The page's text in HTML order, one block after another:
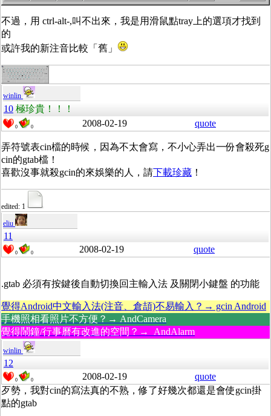
不過，用 ctrl-alt-,叫不出來，我是用滑鼠點tray上的選項才找到
的
或許我的新注音比較「舊」
winlin
10 極珍貴！！！
0 0 2008-02-19 quote
弄符號表cin檔的時候，因為不太會寫，不小心弄出一份會殺死g
cin的gtab檔！
喜歡沒事就殺gcin的來娛樂的人，請下載珍藏 ！
edited: 1
eliu
11
0 0 2008-02-19 quote
.gtab 必須有按鍵後自動切換回主輸入法 及關閉小鍵盤 的功能
覺得Android中文輸入法(注音、倉頡)不易輸入？→ gcin Android
手機照相看照片不方便？→ AndCamera
覺得鬧鐘/行事曆有改進的空間？→ AndAlarm
winlin
12
0 0 2008-02-19
quote
歹勢，我對cin的寫法真的不熟，修了好幾次都還是會使gcin掛
點的gtab